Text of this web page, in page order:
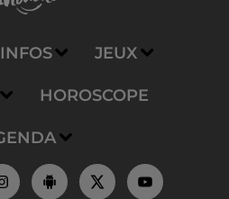
INFOS JEUX
HOROSCOPE